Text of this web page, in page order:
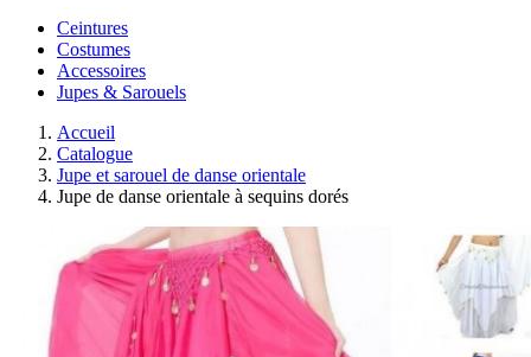
Ceintures
Costumes
Accessoires
Jupes & Sarouels
Accueil
Catalogue
Jupe et sarouel de danse orientale
Jupe de danse orientale à sequins dorés